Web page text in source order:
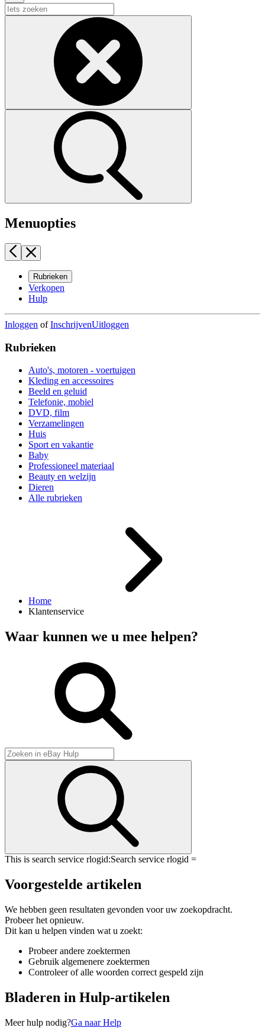
Menuopties
Rubrieken
Verkopen
Hulp
Inloggen ofInschrijvenUitloggen
Rubrieken
Auto's, motoren - voertuigen
Kleding en accessoires
Beeld en geluid
Telefonie, mobiel
DVD, film
Verzamelingen
Huis
Sport en vakantie
Baby
Professioneel materiaal
Beauty en welzijn
Dieren
Alle rubrieken
Home
Klantenservice
Waar kunnen we u mee helpen?
This is search service rlogid:Search service rlogid =
Voorgestelde artikelen
We hebben geen resultaten gevonden voor uw zoekopdracht.
Probeer het opnieuw.
Dit kan u helpen vinden wat u zoekt:
Probeer andere zoektermen
Gebruik algemenere zoektermen
Controleer of alle woorden correct gespeld zijn
Bladeren in Hulp-artikelen
Meer hulp nodig?Ga naar Help